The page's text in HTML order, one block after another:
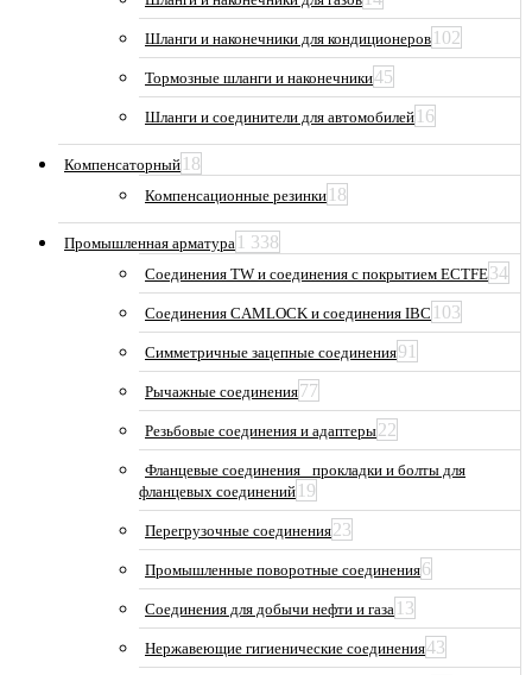
Шланги и наконечники для кондиционеров 102
Тормозные шланги и наконечники45
Шланги и соединители для автомобилей 16
Компенсаторный 18
Компенсационные резинки 18
Промышленная арматура 1 338
Соединения TW и соединения с покрытием ECTFE34
Соединения CAMLOCK и соединения IBC 103
Симметричные зацепные соединения91
Рычажные соединения77
Резьбовые соединения и адаптеры22
Фланцевые соединения_ прокладки и болты для
фланцевых соединений 19
Перегрузочные соединения23
Промышленные поворотные соединения6
Соединения для добычи нефти и газа 13
Нержавеющие гигиенические соединения43